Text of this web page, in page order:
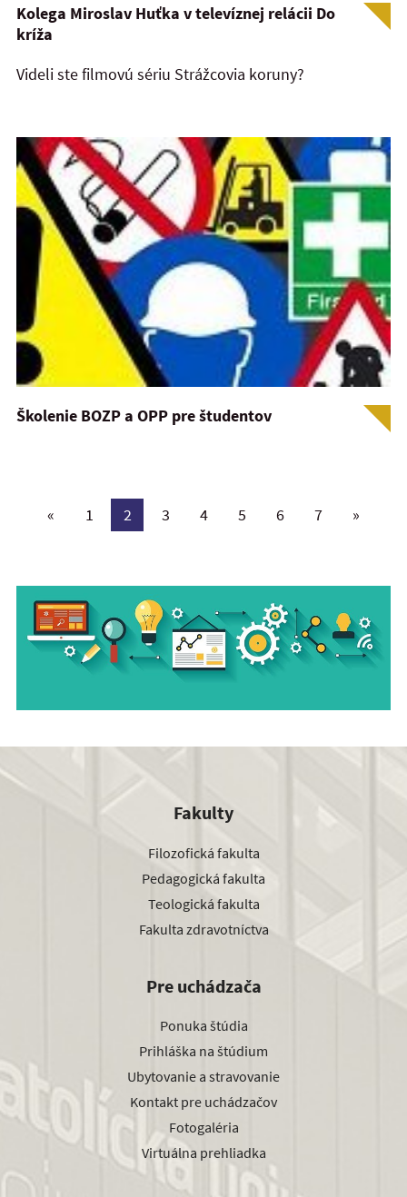
Kolega Miroslav Huťka v televíznej relácii Do
kríža
Videli ste filmovú sériu Strážcovia koruny?
Školenie BOZP a OPP pre študentov
« »
1 2 3 4 5 6 7
Fakulty
Filozofická fakulta
Pedagogická fakulta
Teologická fakulta
Fakulta zdravotníctva
Pre uchádzača
Ponuka štúdia
Prihláška na štúdium
Ubytovanie a stravovanie
Kontakt pre uchádzačov
Fotogaléria
Virtuálna prehliadka